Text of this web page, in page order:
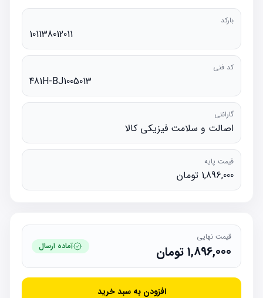
بارکد
101138012011
کد فنی
481H-BJ1005013
گارانتی
اصالت و سلامت فیزیکی کالا
قیمت پایه
1,896,000 تومان
قیمت نهایی
1,896,000تومان آماده ارسال
افزودن به سبد خرید